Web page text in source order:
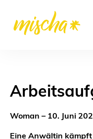
Woman – 10. Juni
Eine Anwältin